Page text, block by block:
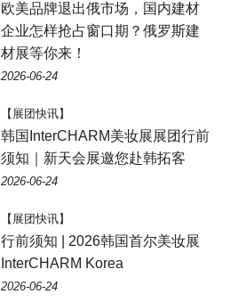
欧美品牌退出俄市场，国内建材
企业怎样抢占窗口期？俄罗斯建
材展等你来！
2026-06-24
【展团快讯】
韩国InterCHARM美妆展展团行前
须知｜新天会展邀您赴韩拓客
2026-06-24
【展团快讯】
行前须知 | 2026韩国首尔美妆展
InterCHARM Korea
2026-06-24